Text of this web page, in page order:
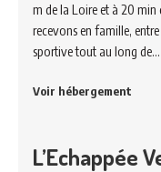
m de la Loire et à 20 min
recevons en famille,
sportive tout au long de…
Voir hébergement
L’Echappée